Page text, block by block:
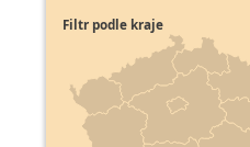
Filtr podle kraje